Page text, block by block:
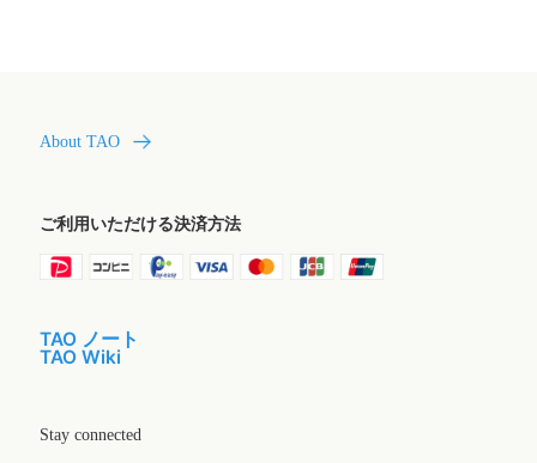
About TAO
ご利用いただける決済方法
TAO ノート
TAO Wiki
Stay connected